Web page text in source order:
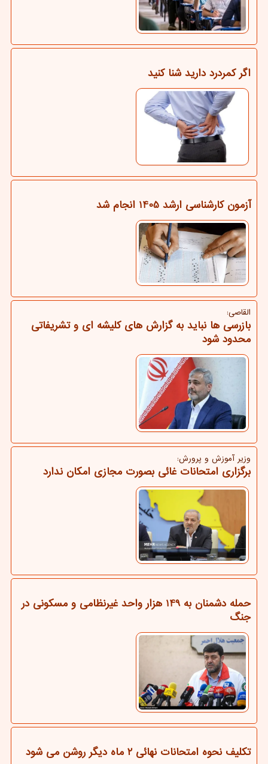
اگر کمردرد دارید شنا کنید
آزمون کارشناسی ارشد 1405 انجام شد
القاصی:
بازرسی ها نباید به گزارش های کلیشه ای و تشریفاتی
محدود شود
وزیر آموزش و پرورش:
برگزاری امتحانات غائی بصورت مجازی امکان ندارد
حمله دشمنان به 149 هزار واحد غیرنظامی و مسکونی در
جنگ
تکلیف نحوه امتحانات نهائی ۲ ماه دیگر روشن می شود